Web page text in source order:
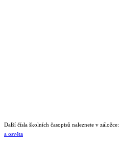
Další čísla školních časopisů naleznete v záložce:
a osvěta